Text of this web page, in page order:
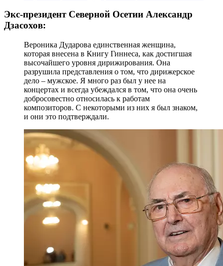
Экс-президент Северной Осетии Александр
Дзасохов:
Вероника Дударова единственная женщина,
которая внесена в Книгу Гиннеса, как достигшая
высочайшего уровня дирижирования. Она
разрушила представления о том, что дирижерское
дело – мужское. Я много раз был у нее на
концертах и всегда убеждался в том, что она очень
добросовестно относилась к работам
композиторов. С некоторыми из них я был знаком,
и они это подтверждали.